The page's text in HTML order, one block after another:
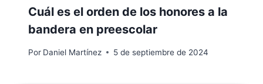
Cuál es el orden de los honores a la
bandera en preescolar
Por Daniel Martínez 5 de septiembre de 2024